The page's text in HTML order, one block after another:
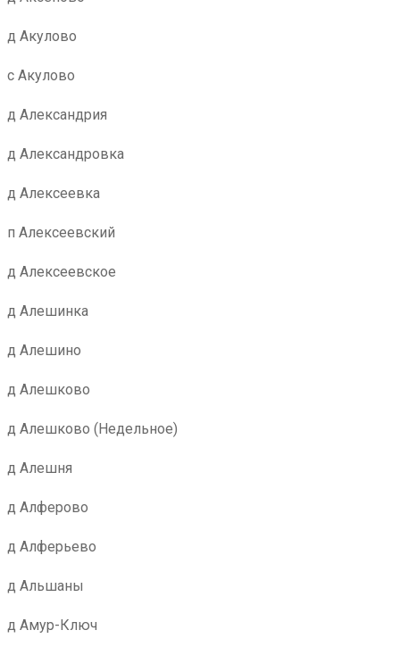
д Акулово
с Акулово
д Александрия
д Александровка
д Алексеевка
п Алексеевский
д Алексеевское
д Алешинка
д Алешино
д Алешково
д Алешково (Недельное)
д Алешня
д Алферово
д Алферьево
д Альшаны
д Амур-Ключ